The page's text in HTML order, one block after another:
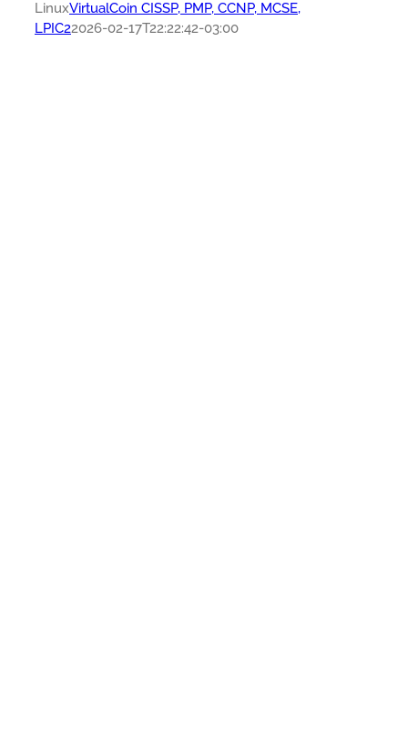
LinuxVirtualCoin CISSP, PMP, CCNP, MCSE,
LPIC22026-02-17T22:22:42-03:00